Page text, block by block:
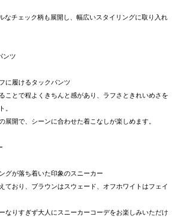
なチェック柄も展開し、幅広いスタイリングに取り入れ
ンツ
に履けるタックパンツ
ことで程よくきちんと感があり、ラフさときれいめさを
。
展開で、シーンに合わせた着こなしが楽しめます。
グが落ち着いた印象のスニーカー
ており、ブラウンはスウェード、オフホワイトはフェイ
なりすぎず大人にスニーカーコーデをお楽しみいただけ